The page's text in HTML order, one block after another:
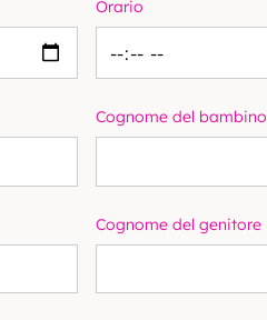
Orario
Cognome del bambino
Cognome del genitore